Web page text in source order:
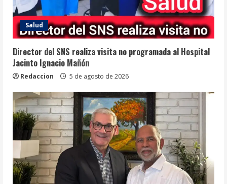
Salud
Director del SNS realiza visita no programada al Hospital
Jacinto Ignacio Mañón
Redaccion 5 de agosto de 2026